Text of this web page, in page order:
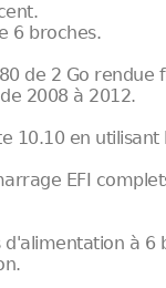
6 broches.
de 2 Go
2008 à 2012.
10.10 en utilisant
EFI
à